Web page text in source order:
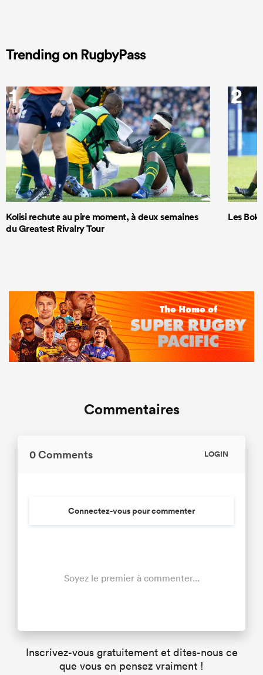
Trending on RugbyPass
1
Kolisi rechute au pire moment, à deux semaines
du Greatest Rivalry Tour
2
Les
Commentaires
0 Comments LOGIN
Connectez-vous pour commenter
Soyez le premier à commenter...
Inscrivez-vous gratuitement et dites-nous ce
que vous en pensez vraiment !